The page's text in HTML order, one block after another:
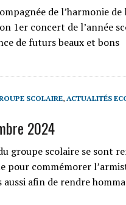
de l’harmonie de
1er concert de l’année
de futurs beaux et bons
SCOLAIRE, ACTUALITÉS
2024
groupe scolaire se sont
pour commémorer
afin de rendre